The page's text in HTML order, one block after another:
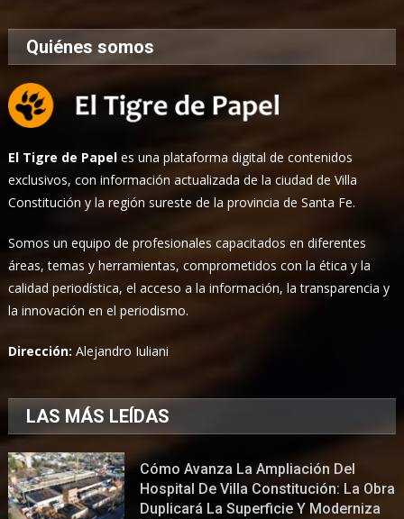
Quiénes somos
El Tigre de Papel es una plataforma digital de contenidos
exclusivos, con información actualizada de la ciudad de Villa
Constitución y la región sureste de la provincia de Santa Fe.
Somos un equipo de profesionales capacitados en diferentes
áreas, temas y herramientas, comprometidos con la ética y la
calidad periodística, el acceso a la información, la transparencia y
la innovación en el periodismo.
Dirección:Alejandro Iuliani
LAS MÁS LEÍDAS
Cómo Avanza La Ampliación Del
Hospital De Villa Constitución: La Obra
Duplicará La Superficie Y Moderniza